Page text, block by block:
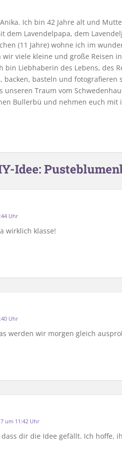
Ich bin 42 Jahre alt und
dem Lavendelpapa, dem
(11 Jahre) wohne ich im
viele kleine und große Reisen
bin Liebhaberin des Lebens, des
backen, basteln und fotografieren
unseren Traum vom
Bullerbü und nehmen euch mit
Idee:
Uhr
wirklich klasse!
Uhr
werden wir morgen gleich
um 11:42 Uhr
dass dir die Idee gefällt. Ich hoffe,